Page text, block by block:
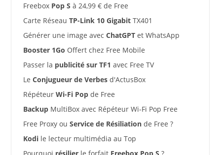
Freebox Pop S à 24,99 € de Free
Carte Réseau TP-Link 10 GigabitTX401
Générer une image avec ChatGPTet WhatsApp
Booster 1Go Offert chez Free Mobile
Passer la publicité sur TF1 avec Free TV
Le Conjugueur de Verbesd'ActusBox
Répéteur Wi-Fi Popde Free
BackupMultiBox avec Répéteur Wi-Fi Pop Free
Free Proxy ou Service de Résiliationde Free ?
Kodile lecteur multimédia au Top